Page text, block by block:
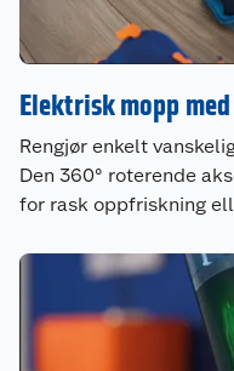
Elektrisk mopp
Rengjør enkelt
Den 360° roterende
for rask oppfriskning